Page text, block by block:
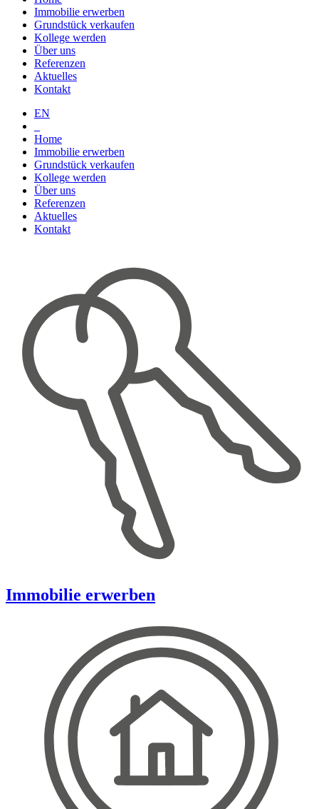
Immobilie erwerben
Grundstück verkaufen
Kollege werden
Über uns
Referenzen
Aktuelles
Kontakt
EN
Home
Immobilie erwerben
Grundstück verkaufen
Kollege werden
Über uns
Referenzen
Aktuelles
Kontakt
Immobilie erwerben